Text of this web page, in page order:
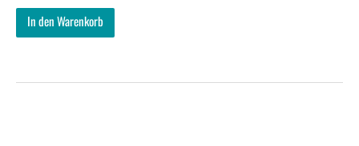
In den Warenkorb